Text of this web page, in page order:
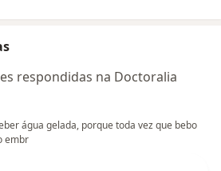
respondidas na Doctoralia
água gelada, porque toda vez que bebo
embr